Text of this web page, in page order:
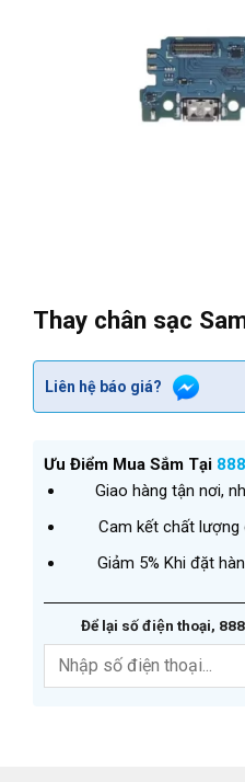
Thay chân sạc
Liên hệ báo giá?
Ưu Điểm Mua Sắm Tại
Giao hàng tận nơi,
Cam kết chất lượng
Giảm 5% Khi đặt
Để lại số điện thoại,